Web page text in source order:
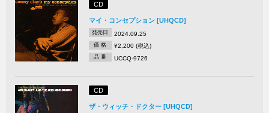
CD
マイ・コンセプション [UHQCD]
発売日 2024.09.25
価 格 ¥2,200 (税込)
品 番 UCCQ-9726
CD
ザ・ウィッチ・ドクター [UHQCD]